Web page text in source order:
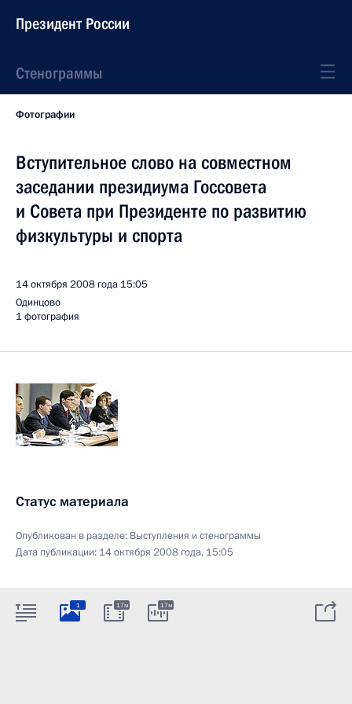
Президент России
Стенограммы
Фотографии
Вступительное слово на совместном
заседании президиума Госсовета
и Совета при Президенте по развитию
физкультуры и спорта
14 октября 2008 года 15:05
Одинцово
1 фотография
Статус материала
Опубликован в разделе: Выступления и стенограммы
Дата публикации: 14 октября 2008 года, 15:05
1 17м 17м